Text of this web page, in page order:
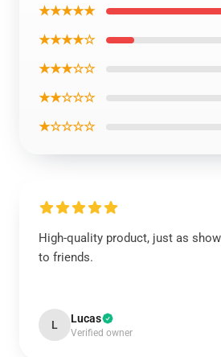
★★★★★
★★★★☆
★★★☆☆
★★☆☆☆
★☆☆☆☆
High-quality product, just as
to friends.
L Lucas
Verified owner